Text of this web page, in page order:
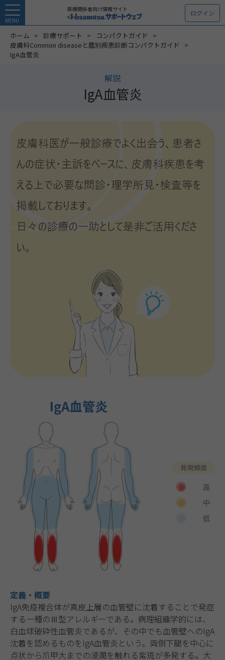
MENU
医療関係者向け情報サイト ログイン
ホーム 診療サポート
コンパクトガイド
皮膚科Common diseaseと鑑別疾患診断コンパクトガイド
IgA血管炎
解説
IgA血管炎
定義・概要
IgA免疫複合体が真皮上層の血管壁に沈着することで発症
する一種のⅢ型アレルギーである。病理組織学的には、
白血球破砕性血管炎であるが、その中でも血管壁へのIgA
沈着を認めるものをIgA血管炎という。両側下腿を中心に
点状から爪甲大までの浸潤を触れる紫斑が多発する。大